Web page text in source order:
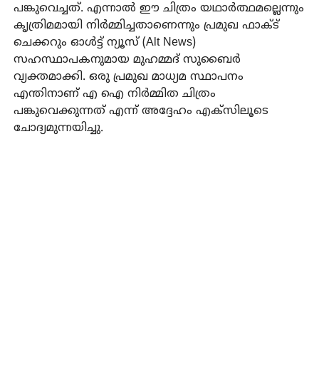
പങ്കുവെച്ചത്. എന്നാൽ ഈ ചിത്രം യഥാർത്ഥമല്ലെന്നും
കൃത്രിമമായി നിർമ്മിച്ചതാണെന്നും പ്രമുഖ ഫാക്ട്
ചെക്കറും ഓൾട്ട് ന്യൂസ് (Alt News)
സഹസ്ഥാപകനുമായ മുഹമ്മദ് സുബൈർ
വ്യക്തമാക്കി. ഒരു പ്രമുഖ മാധ്യമ സ്ഥാപനം
എന്തിനാണ് എ ഐ നിർമ്മിത ചിത്രം
പങ്കുവെക്കുന്നത് എന്ന് അദ്ദേഹം എക്സിലൂടെ
ചോദ്യമുന്നയിച്ചു.